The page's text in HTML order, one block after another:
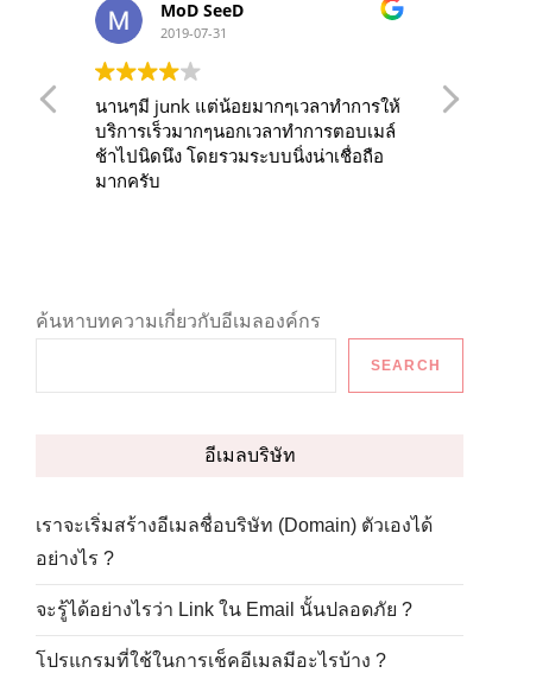
MoD SeeD
2019-07-31
นานๆมี junk แต่น้อยมากๆเวลาทำการให้
บริการเร็วมากๆนอกเวลาทำการตอบเมล์
ช้าไปนิดนึง โดยรวมระบบนิ่งน่าเชื่อถือ
มากครับ
ค้นหาบทความเกี่ยวกับอีเมลองค์กร
SEARCH
อีเมลบริษัท
เราจะเริ่มสร้างอีเมลชื่อบริษัท (Domain) ตัวเองได้
อย่างไร ?
จะรู้ได้อย่างไรว่า Link ใน Email นั้นปลอดภัย ?
โปรแกรมที่ใช้ในการเช็คอีเมลมีอะไรบ้าง ?